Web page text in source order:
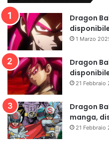
Dragon
1 Marzo
Dragon
21 Febbraio
Dragon
manga,
21 Febbraio